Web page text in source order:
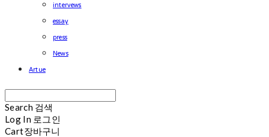
intervews
essay
press
News
Artue
Search 검색
Log In 로그인
Cart장바구니